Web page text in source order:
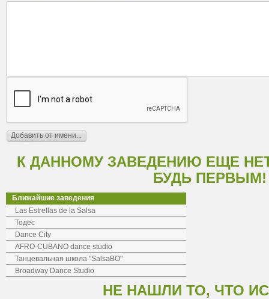
К ДАННОМУ ЗАВЕДЕНИЮ ЕЩЕ
БУДЬ ПЕРВЫМ!
Ближайшие заведения
Las Estrellas de la Salsa
Тодес
Dance City
AFRO-CUBANO dance studio
Танцевальная школа "SalsaBO"
Broadway Dance Studio
НЕ НАШЛИ ТО, ЧТО